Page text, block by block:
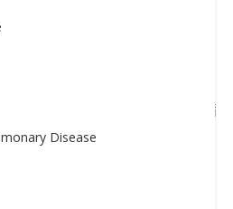
Disease
MS, RD, CDE
是一種在2型糖尿病患者中
因素也被認為是這兩種疾病